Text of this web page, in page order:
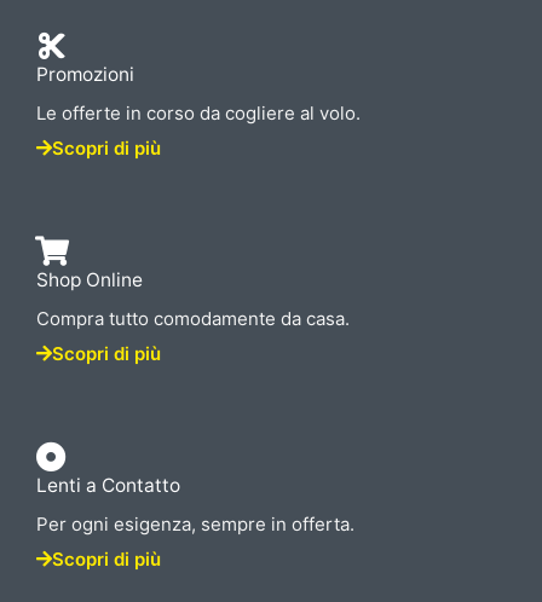
Promozioni
Le offerte in corso da cogliere al volo.
Scopri di più
Shop Online
Compra tutto comodamente da casa.
Scopri di più
Lenti a Contatto
Per ogni esigenza, sempre in offerta.
Scopri di più